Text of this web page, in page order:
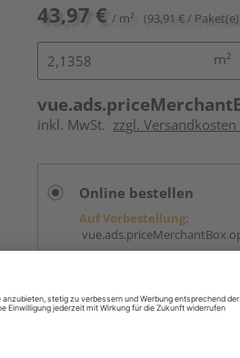
43,97 € / m² (93,91 € /
m²
inkl. MwSt. zzgl.
Online bestellen
Auf Vorbestellung:
Auf Vorbestellung: